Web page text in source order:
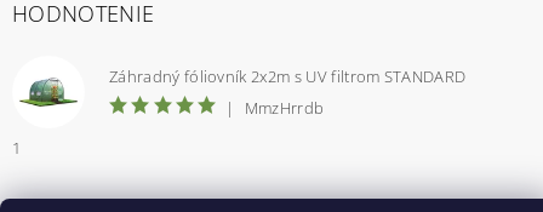
HODNOTENIE
Záhradný fóliovník 2x2m s UV filtrom STANDARD
|
MmzHrrdb
1